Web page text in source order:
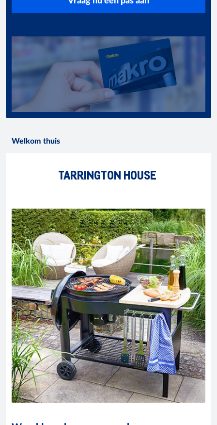
Welkom thuis
TARRINGTON HOUSE